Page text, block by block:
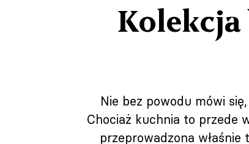
Kolekcja
Nie bez powodu mówi
Chociaż kuchnia to przede
przeprowadzona